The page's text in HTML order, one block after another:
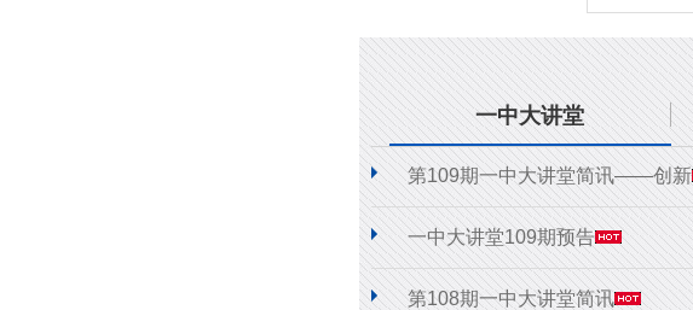
一中大讲堂
第109期一中大讲堂简讯——创新
一中大讲堂109期预告
第108期一中大讲堂简讯